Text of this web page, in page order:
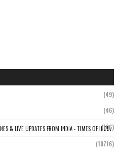
(49)
(46)
& LIVE UPDATES FROM INDIA - TIMES OF INDIA
(106)
(10716)